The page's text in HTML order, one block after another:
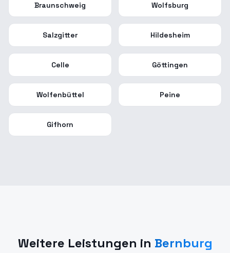
Braunschweig Wolfsburg
Salzgitter Hildesheim
Celle Göttingen
Wolfenbüttel Peine
Gifhorn
Weitere Leistungen in Bernburg